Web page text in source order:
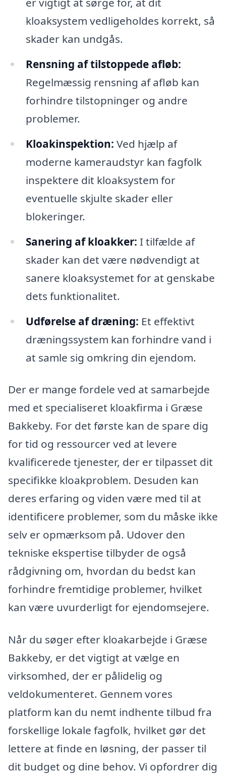
kloaksystem vedligeholdes korrekt, så
skader kan undgås.
Rensning af tilstoppede afløb:
Regelmæssig rensning af afløb kan
forhindre tilstopninger og andre
problemer.
Kloakinspektion: Ved hjælp af
moderne kameraudstyr kan fagfolk
inspektere dit kloaksystem for
eventuelle skjulte skader eller
blokeringer.
Sanering af kloakker: I tilfælde af
skader kan det være nødvendigt at
sanere kloaksystemet for at genskabe
dets funktionalitet.
Udførelse af dræning: Et effektivt
dræningssystem kan forhindre vand i
at samle sig omkring din ejendom.
Der er mange fordele ved at samarbejde
med et specialiseret kloakfirma i Græse
Bakkeby. For det første kan de spare dig
for tid og ressourcer ved at levere
kvalificerede tjenester, der er tilpasset dit
specifikke kloakproblem. Desuden kan
deres erfaring og viden være med til at
identificere problemer, som du måske ikke
selv er opmærksom på. Udover den
tekniske ekspertise tilbyder de også
rådgivning om, hvordan du bedst kan
forhindre fremtidige problemer, hvilket
kan være uvurderligt for ejendomsejere.
Når du søger efter kloakarbejde i Græse
Bakkeby, er det vigtigt at vælge en
virksomhed, der er pålidelig og
veldokumenteret. Gennem vores
platform kan du nemt indhente tilbud fra
forskellige lokale fagfolk, hvilket gør det
lettere at finde en løsning, der passer til
dit budget og dine behov. Vi opfordrer dig